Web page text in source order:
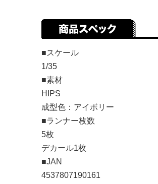
■スケール
1/35
■素材
HIPS
成型色：アイボリー
■ランナー枚数
5枚
デカール1枚
■JAN
4537807190161